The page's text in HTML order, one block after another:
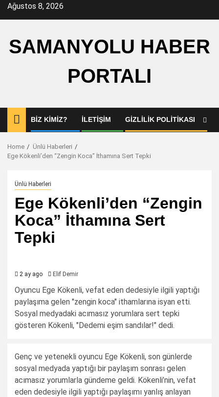
SkipAğustos 8, 2026
SAMANYOLU HABER
PORTALI
BIZ KIMIZ? İLETIŞIM GIZLILIK POLITIKASI
Home
Ünlü Haberleri
Ege Kökenli’den “Zengin Koca” İthamına Sert Tepki
Ünlü Haberleri
Ege Kökenli’den “Zengin
Koca” İthamına Sert
Tepki
2 ay ago Elif Demir
Oyuncu Ege Kökenli, vefat eden dedesiyle ilgili yaptığı
paylaşıma gelen "zengin koca" ithamlarına isyan etti.
Sosyal medyadaki acımasız yorumlara sert tepki
gösteren Kökenli, "Dedemi eşim sandılar!" dedi.
Genç ve yetenekli oyuncu Ege Kökenli, son günlerde
sosyal medyada yaptığı bir paylaşım sonrası gelen
acımasız yorumlarla gündeme geldi. Kökenli’nin, vefat
eden dedesiyle ilgili yaptığı paylaşımı yanlış anlayan